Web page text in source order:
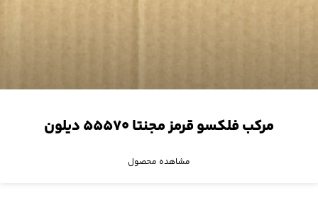
مرکب فلکسو قرمز مجنتا ۵۵۵۷۰ دیلون
مشاهده محصول